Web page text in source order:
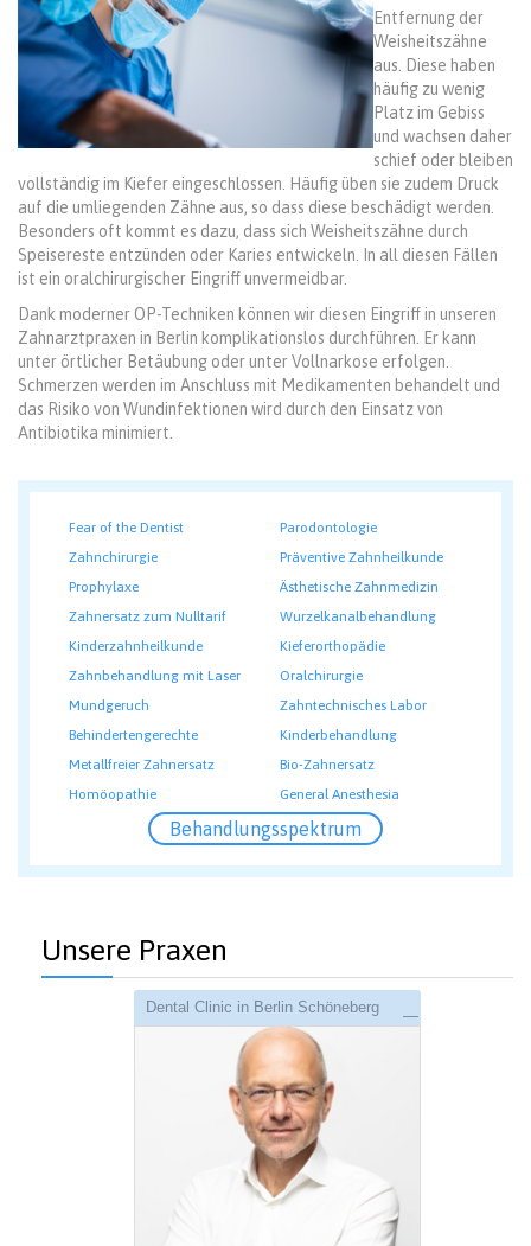
Entfernung der
Weisheitszähne
aus. Diese haben
häufig zu wenig
Platz im Gebiss
und wachsen daher
schief oder bleiben
vollständig im Kiefer eingeschlossen. Häufig üben sie zudem Druck
auf die umliegenden Zähne aus, so dass diese beschädigt werden.
Besonders oft kommt es dazu, dass sich Weisheitszähne durch
Speisereste entzünden oder Karies entwickeln. In all diesen Fällen
ist ein oralchirurgischer Eingriff unvermeidbar.
Dank moderner OP-Techniken können wir diesen Eingriff in unseren
Zahnarztpraxen in Berlin komplikationslos durchführen. Er kann
unter örtlicher Betäubung oder unter Vollnarkose erfolgen.
Schmerzen werden im Anschluss mit Medikamenten behandelt und
das Risiko von Wundinfektionen wird durch den Einsatz von
Antibiotika minimiert.
Fear of the Dentist
Parodontologie
Zahnchirurgie
Präventive Zahnheilkunde
Prophylaxe
Ästhetische Zahnmedizin
Zahnersatz zum Nulltarif
Wurzelkanalbehandlung
Kinderzahnheilkunde
Kieferorthopädie
Zahnbehandlung mit Laser
Oralchirurgie
Mundgeruch
Zahntechnisches Labor
Behindertengerechte
Kinderbehandlung
Metallfreier Zahnersatz
Bio-Zahnersatz
Homöopathie
General Anesthesia
Behandlungsspektrum
Unsere Praxen
Dental Clinic in Berlin Schöneberg